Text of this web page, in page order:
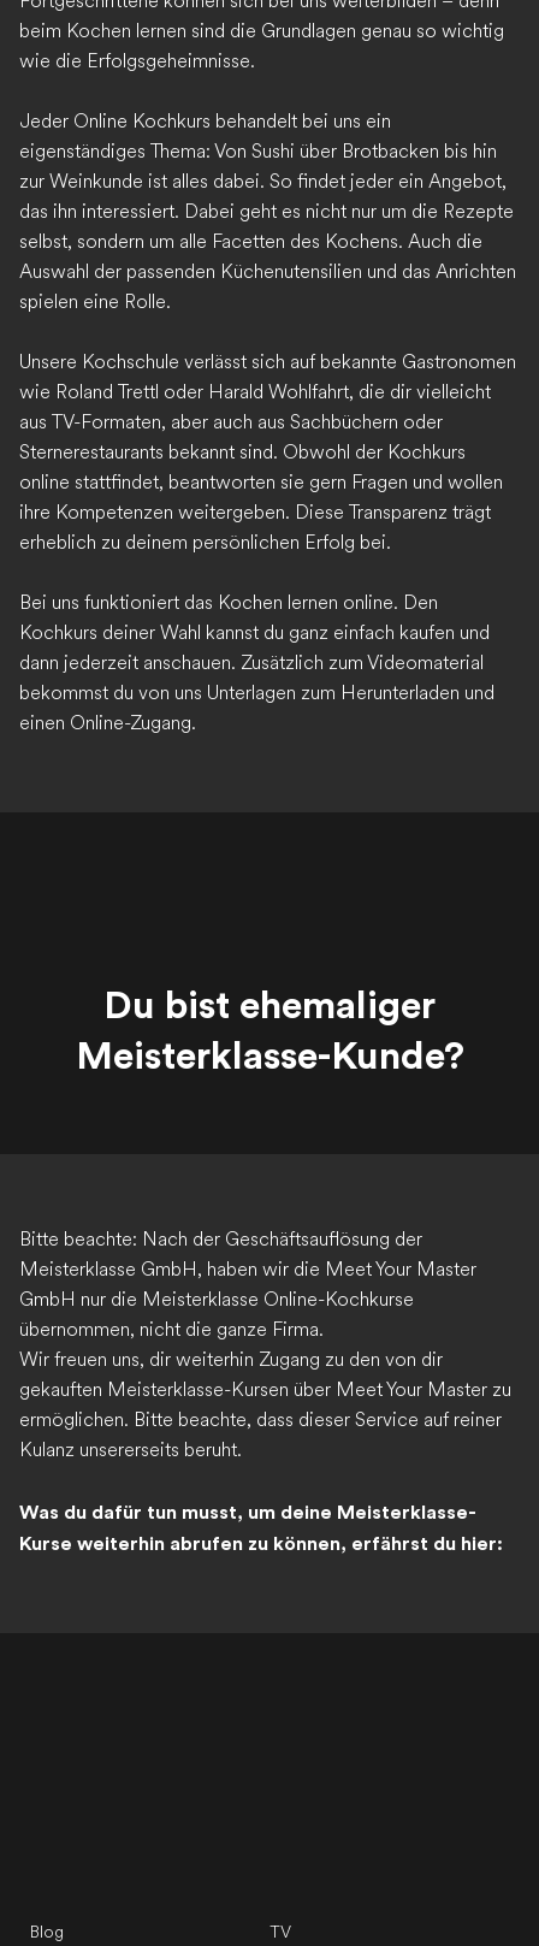
beim Kochen lernen sind die Grundlagen genau so wichtig
wie die Erfolgsgeheimnisse.
Jeder Online Kochkurs behandelt bei uns ein
eigenständiges Thema: Von Sushi über Brotbacken bis hin
zur Weinkunde ist alles dabei. So findet jeder ein Angebot,
das ihn interessiert. Dabei geht es nicht nur um die Rezepte
selbst, sondern um alle Facetten des Kochens. Auch die
Auswahl der passenden Küchenutensilien und das Anrichten
spielen eine Rolle.
Unsere Kochschule verlässt sich auf bekannte Gastronomen
wie Roland Trettl oder Harald Wohlfahrt, die dir vielleicht
aus TV-Formaten, aber auch aus Sachbüchern oder
Sternerestaurants bekannt sind. Obwohl der Kochkurs
online stattfindet, beantworten sie gern Fragen und wollen
ihre Kompetenzen weitergeben. Diese Transparenz trägt
erheblich zu deinem persönlichen Erfolg bei.
Bei uns funktioniert das Kochen lernen online. Den
Kochkurs deiner Wahl kannst du ganz einfach kaufen und
dann jederzeit anschauen. Zusätzlich zum Videomaterial
bekommst du von uns Unterlagen zum Herunterladen und
einen Online-Zugang.
Du bist ehemaliger
Meisterklasse-Kunde?
Bitte beachte: Nach der Geschäftsauflösung der
Meisterklasse GmbH, haben wir die Meet Your Master
GmbH nur die Meisterklasse Online-Kochkurse
übernommen, nicht die ganze Firma.
Wir freuen uns, dir weiterhin Zugang zu den von dir
gekauften Meisterklasse-Kursen über Meet Your Master zu
ermöglichen. Bitte beachte, dass dieser Service auf reiner
Kulanz unsererseits beruht.
Was du dafür tun musst, um deine Meisterklasse-
Kurse weiterhin abrufen zu können, erfährst du hier:
Blog TV